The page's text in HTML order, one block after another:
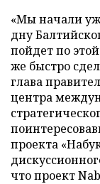
«Мы начали
дну
пойдет по
же быстро
глава
центра
проекта
что проект